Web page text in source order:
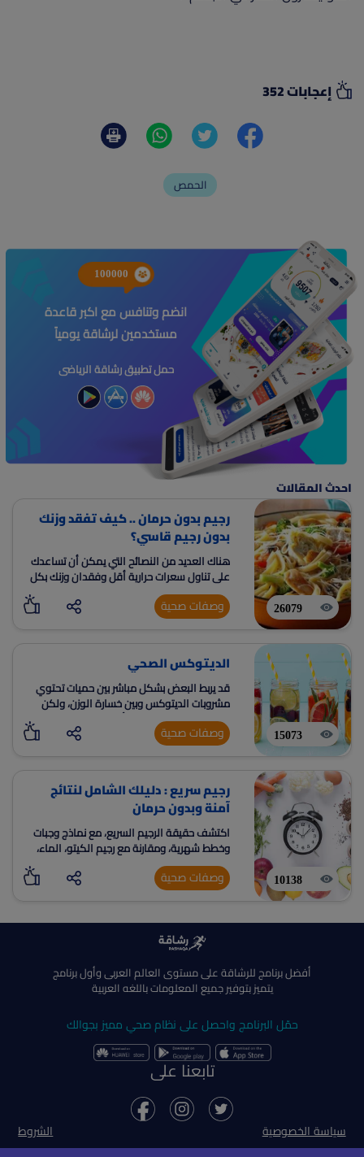
إعجابات 352
الحمص
100000
انضم وتنافس مع اكبر قاعدة
مستخدمين لرشاقة يومياً
حمل تطبيق رشاقة الرياضى
احدث المقالات
26079
رجيم بدون حرمان .. كيف تفقد وزنك
بدون رجيم قاسي؟
هناك العديد من النصائح التي يمكن أن تساعدك
على تناول سعرات حرارية أقل وفقدان وزنك بكل
بسهولة بدون الحرمان
وصفات صحية
15073
الديتوكس الصحي
قد يربط البعض بشكل مباشر بين حميات تحتوي
مشروبات الديتوكس وبين خسارة الوزن، ولكن
حقيقة ما يحصل هنا هو أن هذه الحميات غالبًا
ما تكون قليلة السعرات، وقلة
وصفات صحية
10138
رجيم سريع : دليلك الشامل لنتائج
آمنة وبدون حرمان
اكتشف حقيقة الرجيم السريع، مع نماذج وجبات
وخطط شهرية، ومقارنة مع رجيم الكيتو، الماء،
والنقاط لتحقيق نتائج صحية ومستدامة بدون
حرمان.
وصفات صحية
أفضل برنامج للرشاقة على مستوى العالم العربى وأول برنامج
يتميز بتوفير جميع المعلومات باللغه العربية
حمّل البرنامج واحصل على نظام صحي مميز بجوالك
تابعنا على
سياسة الخصوصية الشروط